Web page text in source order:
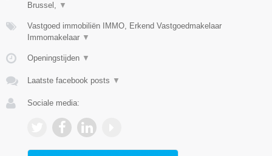
Brussel, ▼
Vastgoed immobiliën IMMO, Erkend Vastgoedmakelaar
Immomakelaar ▼
Openingstijden ▼
Laatste facebook posts ▼
Sociale media: